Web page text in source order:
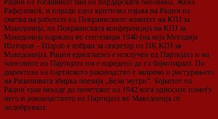
Рацин на тогашниот бан на Вардарската бановина, Жика
Рафајловиќ, и поради една критичка изјава на Рацин на
сметка на работата на Покраинскиот комитет на КПЈ за
Македонија, на Покраинската конференција на КПЈ за
Македонија одржана во септември 1940 (на која Методија
Шаторов – Шарло е избран за секретар на ПК КПЈ за
Македонија), Рацин едногласно е исклучен од Партијата и на
членовите на Партијата им е наредено да го бојкотираат. По
директива на партиското раководство е запрено и растурањето
на Рациновата збирка поезија „Бели мугри“. Бојкотот на
Рацин трае некаде до почетокот на 1942 кога односите помеѓу
него и раководството на Партијата во Македонија се
подобруваат.